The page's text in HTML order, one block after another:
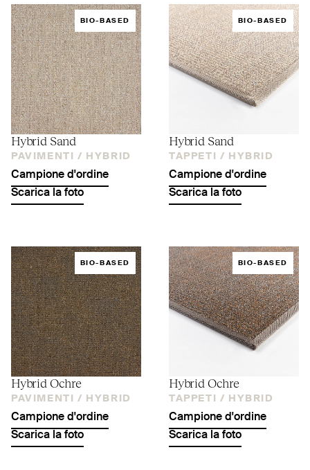
BIO-BASED
Hybrid Sand
PAVIMENTI / HYBRID
Campione d'ordine
Scarica la foto
BIO-BASED
Hybrid Sand
TAPPETI / HYBRID
Campione d'ordine
Scarica la foto
BIO-BASED
Hybrid Ochre
PAVIMENTI / HYBRID
Campione d'ordine
Scarica la foto
BIO-BASED
Hybrid Ochre
TAPPETI / HYBRID
Campione d'ordine
Scarica la foto